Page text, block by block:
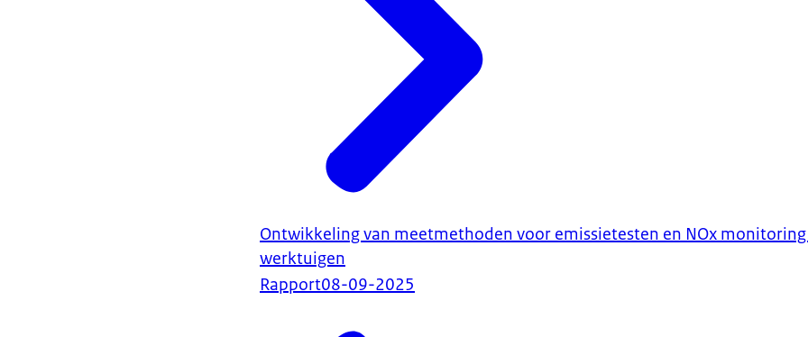
Ontwikkeling van meetmethoden voor emissietesten en NOx
werktuigen
Rapport08-09-2025